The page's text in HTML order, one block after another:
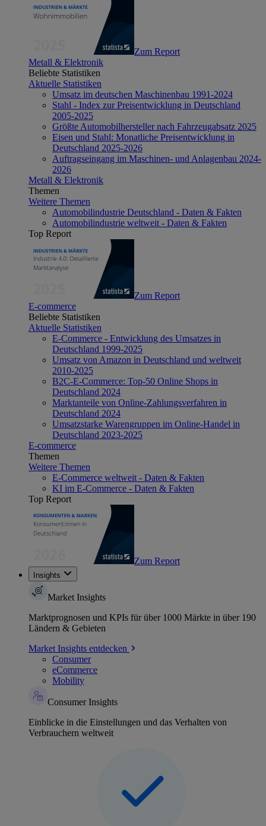
Zum Report
Metall & Elektronik
Beliebte Statistiken
Aktuelle Statistiken
Umsatz im deutschen Maschinenbau 1991-2024
Stahl - Index zur Preisentwicklung in Deutschland
2005-2025
Größte Automobilhersteller nach Fahrzeugabsatz 2025
Eisen und Stahl: Monatliche Preisentwicklung in
Deutschland 2025-2026
Auftragseingang im Maschinen- und Anlagenbau 2024-
2026
Metall & Elektronik
Themen
Weitere Themen
Automobilindustrie Deutschland - Daten & Fakten
Automobilindustrie weltweit - Daten & Fakten
Top Report
Zum Report
E-commerce
Beliebte Statistiken
Aktuelle Statistiken
E-Commerce - Entwicklung des Umsatzes in
Deutschland 1999-2025
Umsatz von Amazon in Deutschland und weltweit
2010-2025
B2C-E-Commerce: Top-50 Online Shops in
Deutschland 2024
Marktanteile von Online-Zahlungsverfahren in
Deutschland 2024
Umsatzstarke Warengruppen im Online-Handel in
Deutschland 2023-2025
E-commerce
Themen
Weitere Themen
E-Commerce weltweit - Daten & Fakten
KI im E-Commerce - Daten & Fakten
Top Report
Zum Report
Insights
Market Insights
Marktprognosen und KPIs für über 1000 Märkte in über 190
Ländern & Gebieten
Market Insights entdecken
Consumer
eCommerce
Mobility
Consumer Insights
Einblicke in die Einstellungen und das Verhalten von
Verbrauchern weltweit